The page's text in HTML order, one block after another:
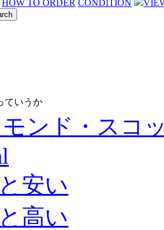
HOW TO ORDER CONDITION
ていうか
ンド・スコ
安い
高い